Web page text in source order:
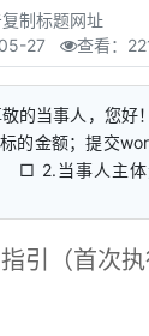
复制标题网址
27 查看：
的当事人，您
标的金额；提
2.当事人主体
引（首次执